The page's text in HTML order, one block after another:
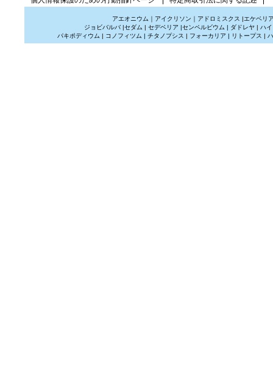
アエオニウム ｜ アイクリソン ｜ アドロミスクス |エケベリ
ジョビバルバ |セダム | セデベリア |センペルビウム | ダドレヤ | ハ
パキポディウム | コノフィツム | チタノプシス | フォーカリア | リトープス |